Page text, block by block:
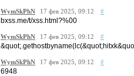
WymSkPhN 17 фев 2025, 09:12 #
bxss.me/t/xss.html?%00
WymSkPhN 17 фев 2025, 09:12 #
WymSkPhN 17 фев 2025, 09:12 #
6948